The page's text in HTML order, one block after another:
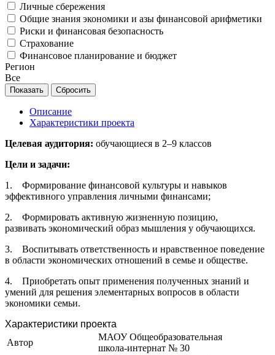
Личные сбережения
Общие знания экономики и азы финансовой арифметики
Риски и финансовая безопасность
Страхование
Финансовое планирование и бюджет
Регион
Все
Описание
Характеристики проекта
Целевая аудитория: обучающиеся в 2–9 классов
Цели и задачи:
1. Формирование финансовой культуры и навыков
эффективного управления личными финансами;
2. Формировать активную жизненную позицию,
развивать экономический образ мышления у обучающихся.
3. Воспитывать ответственность и нравственное поведение
в области экономических отношений в семье и обществе.
4. Приобретать опыт применения полученных знаний и
умений для решения элементарных вопросов в области
экономики семьи.
Характеристики проекта
Автор
МАОУ Общеобразовательная
школа-интернат № 30